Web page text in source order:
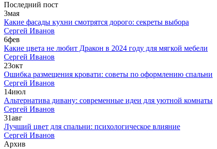
Последний пост
3мая
Какие фасады кухни смотрятся дорого: секреты выбора
Сергей Иванов
6фев
Какие цвета не любит Дракон в 2024 году для мягкой мебели
Сергей Иванов
23окт
Ошибка размещения кровати: советы по оформлению спальни
Сергей Иванов
14июл
Альтернатива дивану: современные идеи для уютной комнаты
Сергей Иванов
31авг
Лучший цвет для спальни: психологическое влияние
Сергей Иванов
Архив